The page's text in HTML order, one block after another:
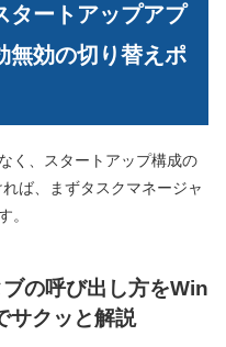
タートアップアプ
無効の切り替えポ
く、スタートアップ構成の
ば、まずタスクマネージャ
。
の呼び出し方をWin
クッと解説